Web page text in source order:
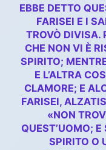
EBBE DETTO
FARISEI E I
TROVÒ DIVISA.
CHE NON VI È
SPIRITO;
E L’ALTRA
CLAMORE; E
FARISEI,
«NON
QUEST’UOMO;
SPIRITO O